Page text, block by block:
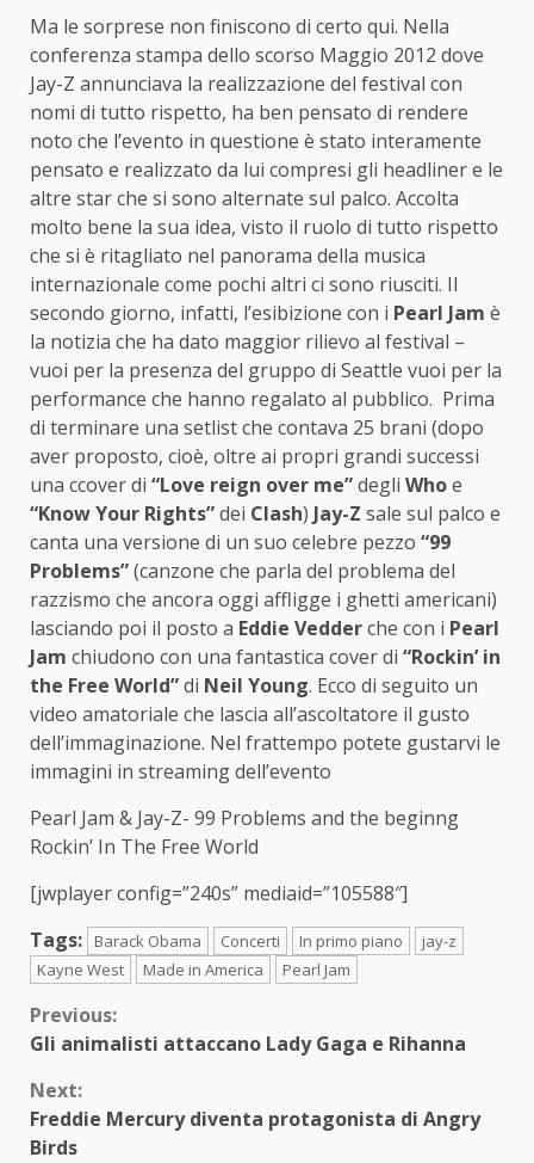
Ma le sorprese non finiscono di certo qui. Nella
conferenza stampa dello scorso Maggio 2012 dove
Jay-Z annunciava la realizzazione del festival con
nomi di tutto rispetto, ha ben pensato di rendere
noto che l’evento in questione è stato interamente
pensato e realizzato da lui compresi gli headliner e le
altre star che si sono alternate sul palco. Accolta
molto bene la sua idea, visto il ruolo di tutto rispetto
che si è ritagliato nel panorama della musica
internazionale come pochi altri ci sono riusciti. Il
secondo giorno, infatti, l’esibizione con i Pearl Jam è
la notizia che ha dato maggior rilievo al festival –
vuoi per la presenza del gruppo di Seattle vuoi per la
performance che hanno regalato al pubblico. Prima
di terminare una setlist che contava 25 brani (dopo
aver proposto, cioè, oltre ai propri grandi successi
una ccover di “Love reign over me”degli Whoe
“Know Your Rights”dei Clash) Jay-Z sale sul palco e
canta una versione di un suo celebre pezzo “99
Problems”(canzone che parla del problema del
razzismo che ancora oggi affligge i ghetti americani)
lasciando poi il posto a Eddie Vedderche con i Pearl
Jam chiudono con una fantastica cover di “Rockin’ in
the Free World”di Neil Young. Ecco di seguito un
video amatoriale che lascia all’ascoltatore il gusto
dell’immaginazione. Nel frattempo potete gustarvi le
immagini in streaming dell’evento
Pearl Jam & Jay-Z- 99 Problems and the beginng
Rockin’ In The Free World
[jwplayer config=”240s” mediaid=”105588″]
Tags:
Barack Obama Concerti In primo piano
jay-z
Kayne West
Made in America Pearl Jam
Continue
Previous:
Gli animalisti attaccano Lady Gaga e Rihanna
Next:
Freddie Mercury diventa protagonista di Angry
Birds